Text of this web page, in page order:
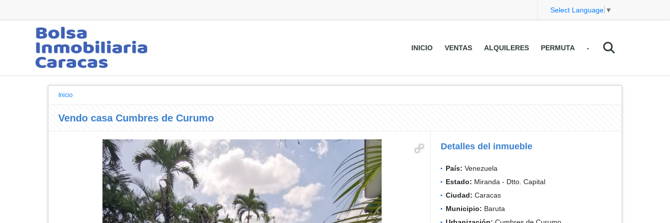
Select Language ▼
INICIO VENTAS ALQUILERES PERMUTA -
Inicio
Vendo casa Cumbres de Curumo
Detalles del inmueble
País: Venezuela
Estado: Miranda - Dtto. Capital
Ciudad: Caracas
Municipio: Baruta